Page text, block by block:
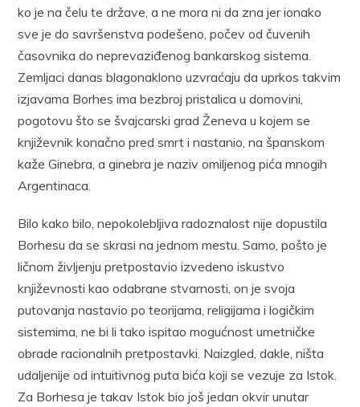
ko je na čelu te države, a ne mora ni da zna jer ionako
sve je do savršenstva podešeno, počev od čuvenih
časovnika do neprevaziđenog bankarskog sistema.
Zemljaci danas blagonaklono uzvraćaju da uprkos takvim
izjavama Borhes ima bezbroj pristalica u domovini,
pogotovu što se švajcarski grad Ženeva u kojem se
književnik konačno pred smrt i nastanio, na španskom
kaže Ginebra, a ginebra je naziv omiljenog pića mnogih
Argentinaca.
Bilo kako bilo, nepokolebljiva radoznalost nije dopustila
Borhesu da se skrasi na jednom mestu. Samo, pošto je
ličnom življenju pretpostavio izvedeno iskustvo
književnosti kao odabrane stvarnosti, on je svoja
putovanja nastavio po teorijama, religijama i logičkim
sistemima, ne bi li tako ispitao mogućnost umetničke
obrade racionalnih pretpostavki. Naizgled, dakle, ništa
udaljenije od intuitivnog puta bića koji se vezuje za Istok.
Za Borhesa je takav Istok bio još jedan okvir unutar